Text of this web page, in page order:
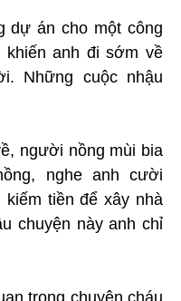
dự án cho một công
anh đi sớm về
Những cuộc nhậu
người nồng mùi bia
nghe anh cười
kiếm tiền để xây nhà
chuyện này anh chỉ
trọng chuyện cháu